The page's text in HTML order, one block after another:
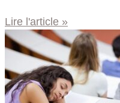
Lire l'article »